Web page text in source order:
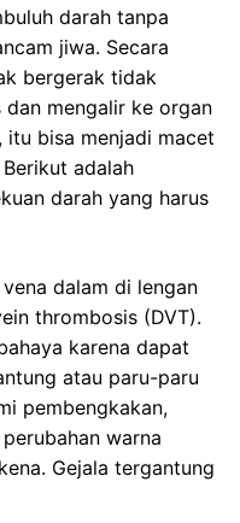
darah tanpa
jiwa. Secara
bergerak tidak
mengalir ke organ
bisa menjadi macet
adalah
darah yang harus
dalam di lengan
thrombosis (DVT).
karena dapat
atau paru-paru
pembengkakan,
warna
Gejala tergantung